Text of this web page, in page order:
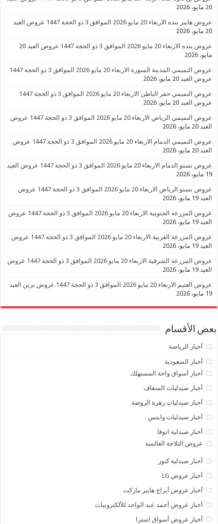
20 مايو، 2026
عروض هايبر بنده الاربعاء 20 مايو 2026 الموافق 3 ذو الحجة 1447 عروض العيد
20 مايو، 2026
عروض بنده الاربعاء 20 مايو 2026 الموافق 3 ذو الحجة 1447 عروض العيد
20
مايو، 2026
عروض التميمي المدينة المنورة الاربعاء 20 مايو 2026 الموافق 3 ذو الحجة 1447
عروض العيد 20 مايو، 2026
عروض التميمي حفر الباطن الاربعاء 20 مايو 2026 الموافق 3 ذو الحجة 1447
عروض العيد 20 مايو، 2026
عروض التميمي الرياض الاربعاء 20 مايو 2026 الموافق 3 ذو الحجة 1447 عروض
العيد 20 مايو، 2026
عروض التميمي الدمام الاربعاء 20 مايو 2026 الموافق 3 ذو الحجة 1447 عروض
العيد 20 مايو، 2026
عروض نستو الدمام الاربعاء 20 مايو 2026 الموافق 3 ذو الحجة 1447 عروض العيد
19 مايو، 2026
عروض نستو الرياض الاربعاء 20 مايو 2026 الموافق 3 ذو الحجة 1447 عروض
العيد 19 مايو، 2026
عروض المزرعة الجنوبية الاربعاء 20 مايو 2026 الموافق 3 ذو الحجة 1447 عروض
العيد 19 مايو، 2026
عروض المزرعة الغربية الاربعاء 20 مايو 2026 الموافق 3 ذو الحجة 1447 عروض
العيد 19 مايو، 2026
عروض المزرعة الشرقية الاربعاء 20 مايو 2026 الموافق 3 ذو الحجة 1447 عروض
العيد 19 مايو، 2026
عروض العثيم الاربعاء 20 مايو 2026 الموافق 3 ذو الحجة 1447 عروض تزين العيد
19 مايو، 2026
بعض الأقسام
أخبار الرياضة
أخبار السعودية
أخبار أسواق واحة المستهلك
أخبار صيدليات السقاف
أخبار صيدليات زهرة الروضة
أخبار صيدليات وايتس
أخبار صيدلية انوفا
عروض الثلاجة العالمية
أخبار صيدلية كنوز
أخبار عروض LG
أخبار عروض أبراج هايبر ماركت
أخبار عروض أحمد عبد الواحد للألكترونيات
أخبار عروض أسواق استرا